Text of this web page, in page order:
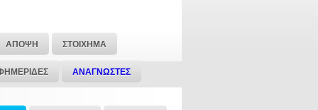
ΑΠΟΨΗ ΣΤΟΙΧΗΜΑ
ΑΝΑΓΝΩΣΤΕΣ